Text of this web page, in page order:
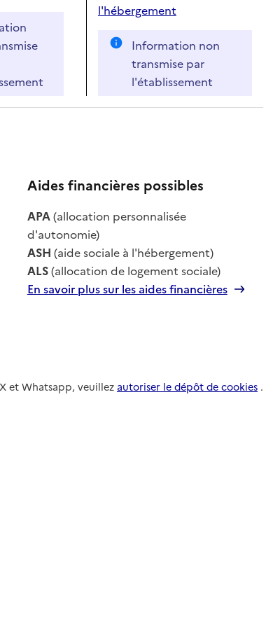
l'hébergement
Information non
transmise par
l'établissement
Aides financières possibles
APA(allocation personnalisée
d'autonomie)
ASH (aide sociale à l'hébergement)
ALS(allocation de logement sociale)
En savoir plus sur les aides financières
et Whatsapp, veuillez autoriser le dépôt de cookies .